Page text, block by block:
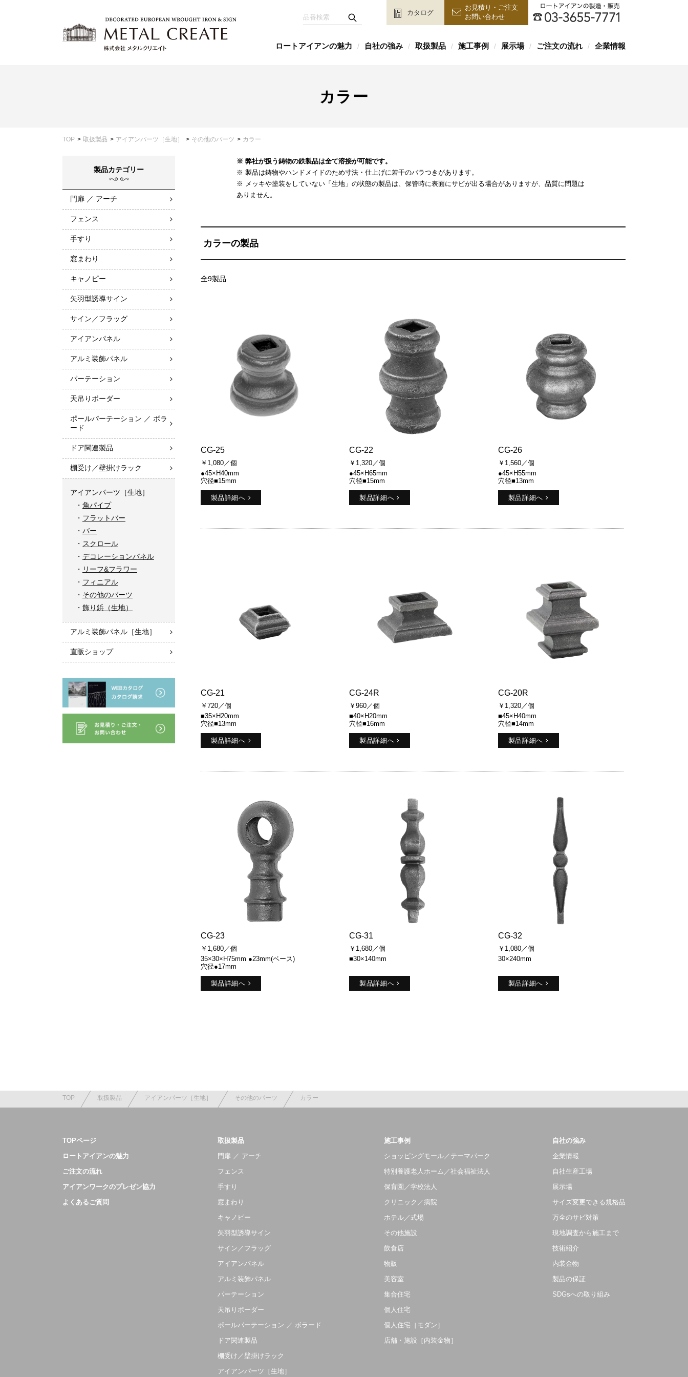
カタログ
お見積り・ご注文
お問い合わせ
ロートアイアンの魅力 / 自社の強み / 取扱製品 / 施工事例 / 展示場 / ご注文の流れ / 企業情報
カラー
TOP 取扱製品 アイアンパーツ［生地］ その他のパーツ カラー
※ 弊社が扱う鋳物の鉄製品は全て溶接が可能です。
※ 製品は鋳物やハンドメイドのため寸法・仕上げに若干のバラつきがあります。
※ メッキや塗装をしていない「生地」の状態の製品は、保管時に表面にサビが出る場合がありますが、品質に問題は
ありません。
カラーの製品
全9製品
CG-25
￥1,080／個
●45×H40mm
穴径■15mm
製品詳細へ
CG-22
￥1,320／個
●45×H65mm
穴径■15mm
製品詳細へ
CG-26
￥1,560／個
●45×H55mm
穴径■13mm
製品詳細へ
CG-21
￥720／個
■35×H20mm
穴径■13mm
製品詳細へ
CG-24R
￥960／個
■40×H20mm
穴径■16mm
製品詳細へ
CG-20R
￥1,320／個
■45×H40mm
穴径■14mm
製品詳細へ
CG-23
￥1,680／個
35×30×H75mm ●23mm(ベース)
穴径●17mm
製品詳細へ
CG-31
￥1,680／個
■30×140mm
製品詳細へ
CG-32
￥1,080／個
30×240mm
製品詳細へ
製品カテゴリー
門扉 ／ アーチ
フェンス
手すり
窓まわり
キャノピー
矢羽型誘導サイン
サイン／フラッグ
アイアンパネル
アルミ装飾パネル
パーテーション
天吊りボーダー
ポールパーテーション ／ ボラ
ード
ドア関連製品
棚受け／壁掛けラック
アイアンパーツ［生地］
角パイプ
フラットバー
バー
スクロール
デコレーションパネル
リーフ&フラワー
フィニアル
その他のパーツ
飾り鋲（生地）
アルミ装飾パネル［生地］
直販ショップ
TOP 取扱製品 アイアンパーツ［生地］ その他のパーツ カラー
TOPページ
ロートアイアンの魅力
ご注文の流れ
アイアンワークのプレゼン協力
よくあるご質問
取扱製品
門扉 ／ アーチ
フェンス
手すり
窓まわり
キャノピー
矢羽型誘導サイン
サイン／フラッグ
アイアンパネル
アルミ装飾パネル
パーテーション
天吊りボーダー
ポールパーテーション ／ ボラード
ドア関連製品
棚受け／壁掛けラック
アイアンパーツ［生地］
施工事例
ショッピングモール／テーマパーク
特別養護老人ホーム／社会福祉法人
保育園／学校法人
クリニック／病院
ホテル／式場
その他施設
飲食店
物販
美容室
集合住宅
個人住宅
個人住宅［モダン］
店舗・施設［内装金物］
自社の強み
企業情報
自社生産工場
展示場
サイズ変更できる規格品
万全のサビ対策
現地調査から施工まで
技術紹介
内装金物
製品の保証
SDGsへの取り組み